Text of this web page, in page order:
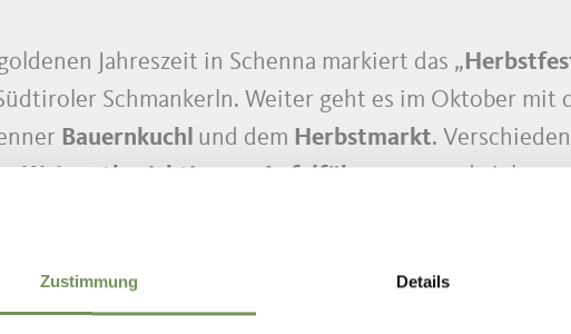
Zustimmung Details
Jahreszeit in Schenna markiert das „
Schmankerln. Weiter geht es im Oktober mit
Bauernkuchl und dem Herbstmarkt.
Weingutbesichtigung, Apfelführungen und vieles
November laden Schennas Betriebe mit
ein. Während dieser Zeit können Besucher
frischen und lokal bezogenen Zutaten zubereitet